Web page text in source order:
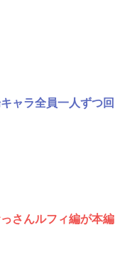
ャラ全員一人ずつ回
さんルフィ編が本編